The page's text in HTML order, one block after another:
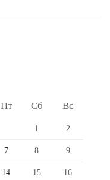
Пт Сб Вс
1 2
7 8 9
14 15 16